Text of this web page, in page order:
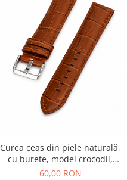
Curea ceas din piele naturală,
cu burete, model crocodil,
cataramă din oțel inoxidabil,
60,00 RON